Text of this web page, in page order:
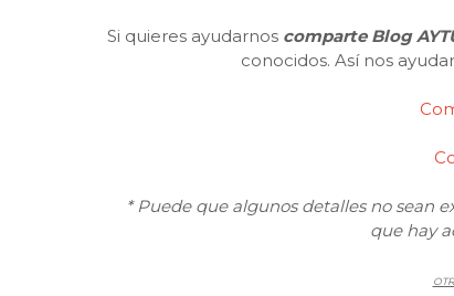
Si quieres ayudarnos comparte Blog
conocidos. Así nos
* Puede que algunos detalles no sean
que hay